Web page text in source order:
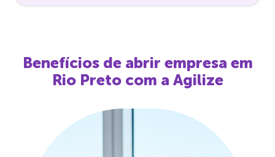
Benefícios de abrir empresa em
Rio Pretocom a Agilize